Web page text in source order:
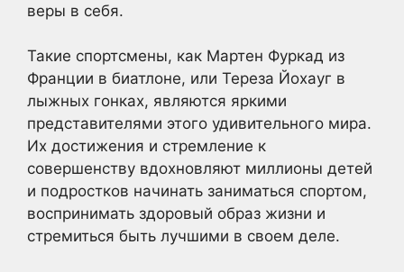
веры в себя.
Такие спортсмены, как Мартен Фуркад из
Франции в биатлоне, или Тереза Йохауг в
лыжных гонках, являются яркими
представителями этого удивительного мира.
Их достижения и стремление к
совершенству вдохновляют миллионы детей
и подростков начинать заниматься спортом,
воспринимать здоровый образ жизни и
стремиться быть лучшими в своем деле.